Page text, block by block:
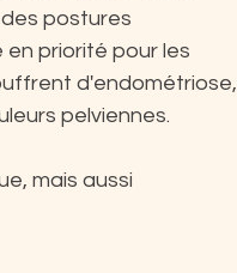
postures
priorité pour les
d'endométriose,
pelviennes.
mais aussi